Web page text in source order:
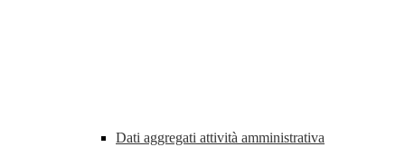
Dati aggregati attività amministrativa